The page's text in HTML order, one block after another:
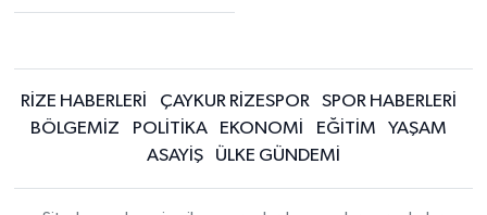
RİZE HABERLERİ ÇAYKUR RİZESPOR
SPOR HABERLERİ
BÖLGEMİZ
POLİTİKA EKONOMİ EĞİTİM
YAŞAM
ASAYİŞ
ÜLKE GÜNDEMİ